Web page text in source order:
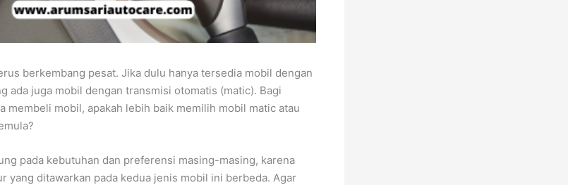
berkembang pesat. Jika dulu hanya tersedia mobil dengan
ada juga mobil dengan transmisi otomatis (matic). Bagi
membeli mobil, apakah lebih baik memilih mobil matic atau
pada kebutuhan dan preferensi masing-masing, karena
yang ditawarkan pada kedua jenis mobil ini berbeda. Agar